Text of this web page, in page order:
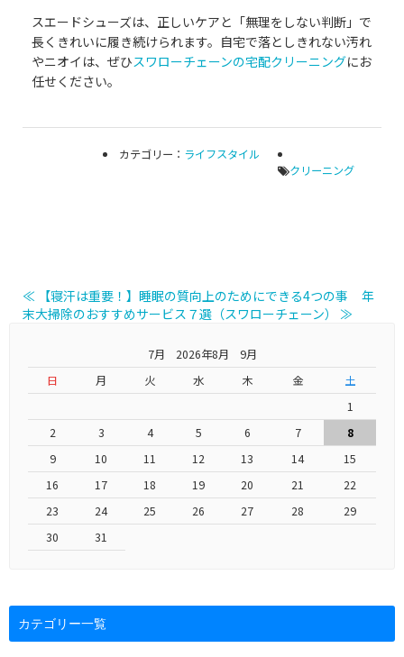
スエードシューズは、正しいケアと「無理をしない判断」で
長くきれいに履き続けられます。自宅で落としきれない汚れ
やニオイは、ぜひスワローチェーンの宅配クリーニングにお
任せください。
カテゴリー： ライフスタイル
クリーニング
≪ 【寝汗は重要！】睡眠の質向上のためにできる4つの事
年
末大掃除のおすすめサービス７選（スワローチェーン） ≫
7月 2026年8月 9月
日
月 火 水 木 金
土
1
2
3 4 5 6 7
8
9
10 11 12 13 14
15
16
17 18 19 20 21
22
23
24 25 26 27 28
29
30
31
カテゴリー一覧